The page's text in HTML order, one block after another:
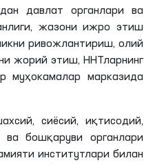
давлат органлари ва
жазони ижро этиш
ривожлантириш, олий
жорий этиш, ННТларнинг
муҳокамалар марказида
сиёсий, иқтисодий,
бошқаруви органлари
институтлари билан